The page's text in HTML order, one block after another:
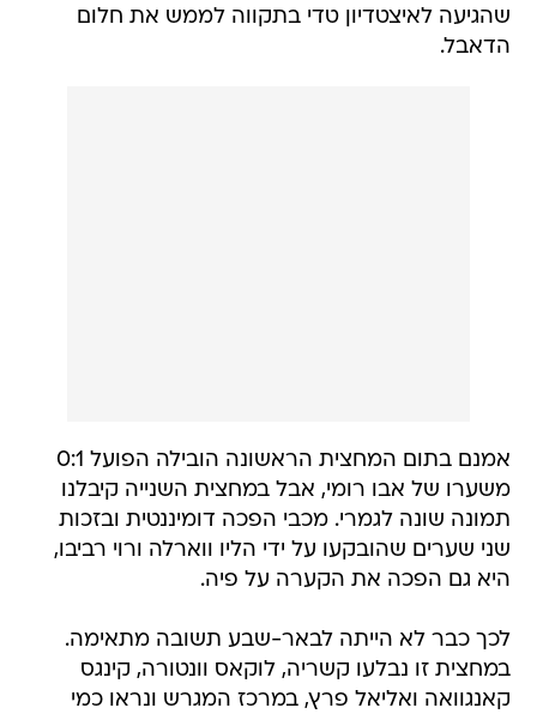
שהגיעה לאיצטדיון טדי בתקווה לממש את חלום
הדאבל.
אמנם בתום המחצית הראשונה הובילה הפועל 0:1
משערו של אבו רומי, אבל במחצית השנייה קיבלנו
תמונה שונה לגמרי. מכבי הפכה דומיננטית ובזכות
שני שערים שהובקעו על ידי הליו ווארלה ורוי רביבו,
היא גם הפכה את הקערה על פיה.
לכך כבר לא הייתה לבאר-שבע תשובה מתאימה.
במחצית זו נבלעו קשריה, לוקאס וונטורה, קינגס
קאנגוואה ואליאל פרץ, במרכז המגרש ונראו כמי